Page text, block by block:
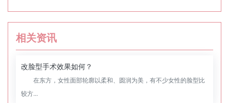
相关资讯
改脸型手术效果如何？
在东方，女性面部轮廓以柔和、圆润为美，有不少女性的脸型比
较方...